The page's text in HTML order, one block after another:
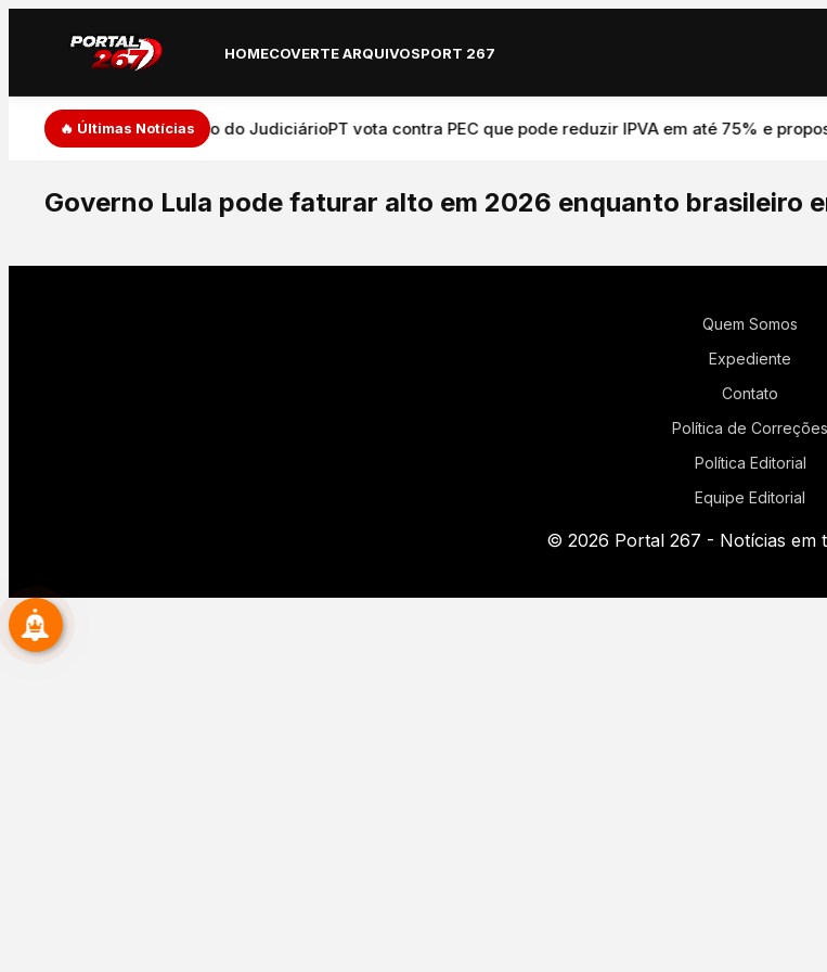
HOMECOVERTE ARQUIVOSPORT 267
🔥 Últimas Notícias
expressão e atuação do JudiciárioPT vota contra PEC que pode reduzir IPVA em até 75% e proposta
Governo Lula pode faturar alto em 2026 enquanto brasileiro
Quem Somos
Expediente
Contato
Política de Correções
Política Editorial
Equipe Editorial
© 2026 Portal 267 - Notícias em